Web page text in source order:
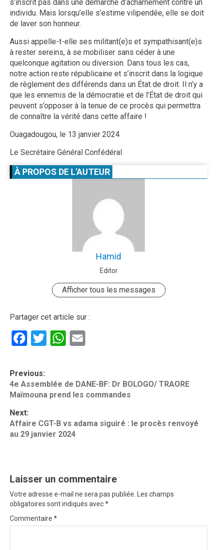
s’inscrit pas dans une démarche d’acharnement contre un
individu. Mais lorsqu’elle s’estime vilipendée, elle se doit
de laver son honneur.
Aussi appelle-t-elle ses militant(e)s et sympathisant(e)s
à rester sereins, à se mobiliser sans céder à une
quelconque agitation ou diversion. Dans tous les cas,
notre action reste républicaine et s’inscrit dans la logique
de règlement des différends dans un État de droit. Il n’y a
que les ennemis de la démocratie et de l’État de droit qui
peuvent s’opposer à la tenue de ce procès qui permettra
de connaître la vérité dans cette affaire !
Ouagadougou, le 13 janvier 2024
Le Secrétaire Général Confédéral
À PROPOS DE L'AUTEUR
Hamid
Editor
Afficher tous les messages
Partager cet article sur :
Facebook
TwitterWhatsApp
P
o
s
t
n
i
g
a
t
Previous:
4e Assemblée de DANE-BF: Dr BOLOGO/ TRAORE
Maïmouna prend les commandes
Next:
Affaire CGT-B vs adama siguiré : le procès renvoyé
au 29 janvier 2024
Laisser un commentaire
Votre adresse e-mail ne sera pas publiée.
Les champs
obligatoires sont indiqués avec*
Commentaire *